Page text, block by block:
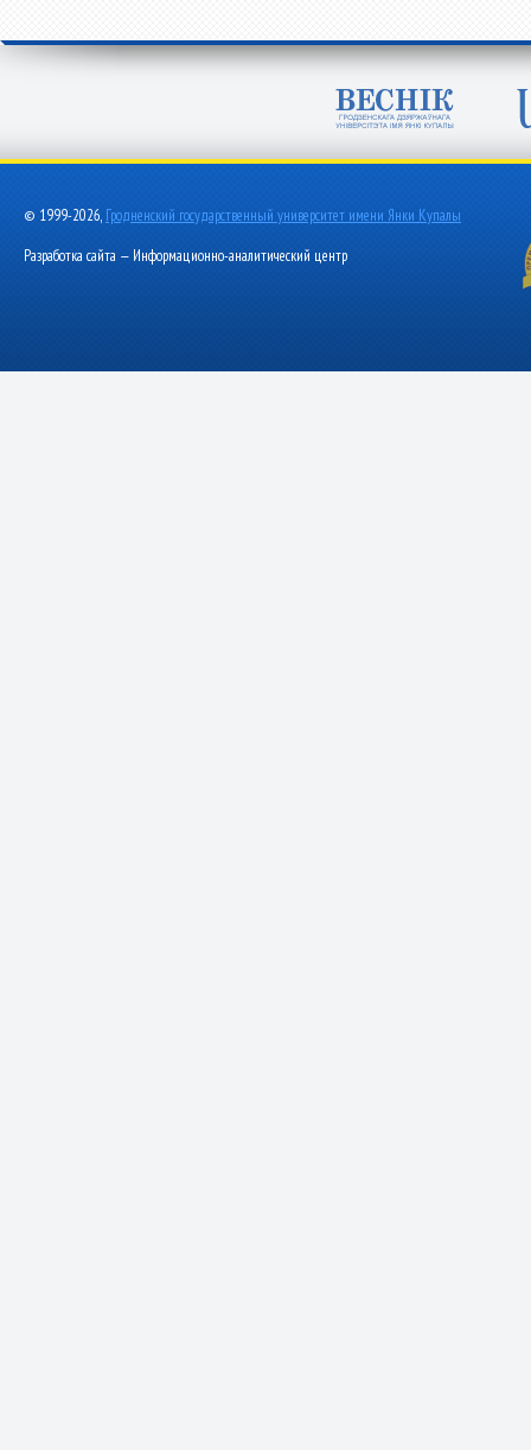
© 1999-2026, Гродненский государственный университет имени Янки Купалы
Разработка сайта — Информационно-аналитический центр